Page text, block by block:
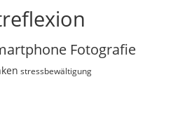
Fotografie
stressbewältigung